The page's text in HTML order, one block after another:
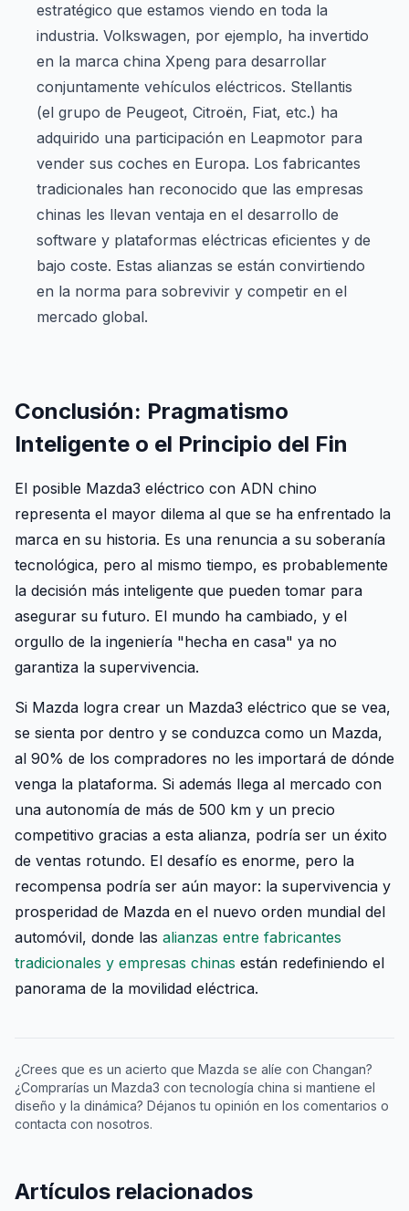
estratégico que estamos viendo en toda la
industria. Volkswagen, por ejemplo, ha invertido
en la marca china Xpeng para desarrollar
conjuntamente vehículos eléctricos. Stellantis
(el grupo de Peugeot, Citroën, Fiat, etc.) ha
adquirido una participación en Leapmotor para
vender sus coches en Europa. Los fabricantes
tradicionales han reconocido que las empresas
chinas les llevan ventaja en el desarrollo de
software y plataformas eléctricas eficientes y de
bajo coste. Estas alianzas se están convirtiendo
en la norma para sobrevivir y competir en el
mercado global.
Conclusión: Pragmatismo
Inteligente o el Principio del Fin
El posible Mazda3 eléctrico con ADN chino
representa el mayor dilema al que se ha enfrentado la
marca en su historia. Es una renuncia a su soberanía
tecnológica, pero al mismo tiempo, es probablemente
la decisión más inteligente que pueden tomar para
asegurar su futuro. El mundo ha cambiado, y el
orgullo de la ingeniería "hecha en casa" ya no
garantiza la supervivencia.
Si Mazda logra crear un Mazda3 eléctrico que se vea,
se sienta por dentro y se conduzca como un Mazda,
al 90% de los compradores no les importará de dónde
venga la plataforma. Si además llega al mercado con
una autonomía de más de 500 km y un precio
competitivo gracias a esta alianza, podría ser un éxito
de ventas rotundo. El desafío es enorme, pero la
recompensa podría ser aún mayor: la supervivencia y
prosperidad de Mazda en el nuevo orden mundial del
automóvil, donde las alianzas entre fabricantes
tradicionales y empresas chinas están redefiniendo el
panorama de la movilidad eléctrica.
¿Crees que es un acierto que Mazda se alíe con Changan?
¿Comprarías un Mazda3 con tecnología china si mantiene el
diseño y la dinámica? Déjanos tu opinión en los comentarios o
contacta con nosotros.
Artículos relacionados